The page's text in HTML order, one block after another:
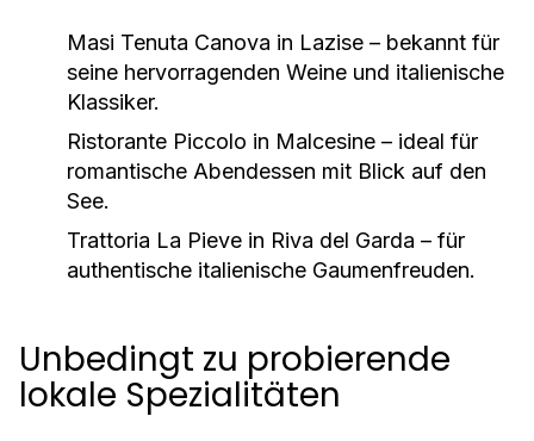
Masi Tenuta Canova in Lazise – bekannt für
seine hervorragenden Weine und italienische
Klassiker.
Ristorante Piccolo in Malcesine – ideal für
romantische Abendessen mit Blick auf den
See.
Trattoria La Pieve in Riva del Garda – für
authentische italienische Gaumenfreuden.
Unbedingt zu probierende
lokale Spezialitäten